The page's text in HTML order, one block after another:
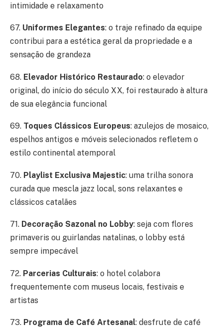
intimidade e relaxamento
67. Uniformes Elegantes: o traje refinado da equipe
contribui para a estética geral da propriedade e a
sensação de grandeza
68. Elevador Histórico Restaurado: o elevador
original, do início do século XX, foi restaurado à altura
de sua elegância funcional
69. Toques Clássicos Europeus: azulejos de mosaico,
espelhos antigos e móveis selecionados refletem o
estilo continental atemporal
70. Playlist Exclusiva Majestic: uma trilha sonora
curada que mescla jazz local, sons relaxantes e
clássicos catalães
71. Decoração Sazonal no Lobby: seja com flores
primaveris ou guirlandas natalinas, o lobby está
sempre impecável
72. Parcerias Culturais: o hotel colabora
frequentemente com museus locais, festivais e
artistas
73. Programa de Café Artesanal: desfrute de café